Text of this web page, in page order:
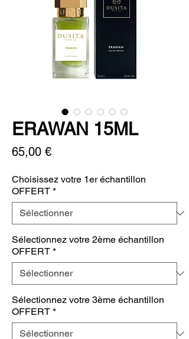
ERAWAN 15ML
65,00 €Prix
Choisissez votre 1er échantillon
OFFERT *
Sélectionnez votre 2ème échantillon
OFFERT *
Sélectionnez votre 3ème échantillon
OFFERT *